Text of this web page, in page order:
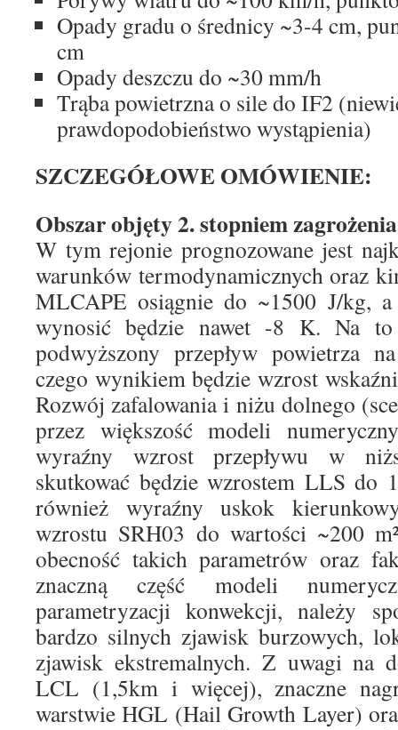
Opady gradu o średnicy ~3-4 cm,
cm
Opady deszczu do ~30 mm/h
Trąba powietrzna o sile do IF2
prawdopodobieństwo wystąpienia)
SZCZEGÓŁOWE OMÓWIENIE:
Obszar objęty 2. stopniem
W tym rejonie prognozowane jest
warunków termodynamicznych oraz
MLCAPE osiągnie do ~1500 J/kg,
wynosić będzie nawet -8 K. Na to
podwyższony przepływ powietrza
czego wynikiem będzie wzrost
Rozwój zafalowania i niżu dolnego
przez większość modeli
wyraźny wzrost przepływu w
skutkować będzie wzrostem LLS do
również wyraźny uskok
wzrostu SRH03 do wartości ~200
obecność takich parametrów oraz
znaczną część modeli
parametryzacji konwekcji, należy
bardzo silnych zjawisk burzowych,
zjawisk ekstremalnych. Z uwagi na
LCL (1,5km i więcej), znaczne
warstwie HGL (Hail Growth Layer)